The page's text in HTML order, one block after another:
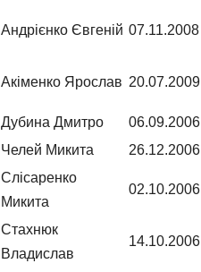
Андрієнко Євгеній 07.11.2008
Акіменко Ярослав 20.07.2009
Дубина Дмитро 06.09.2006
Челей Микита 26.12.2006
Слісаренко
Микита
02.10.2006
Стахнюк
Владислав
14.10.2006